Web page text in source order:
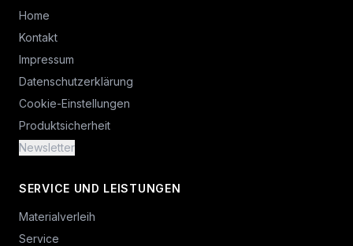
Home
Kontakt
Impressum
Datenschutzerklärung
Cookie-Einstellungen
Produktsicherheit
Newsletter
SERVICE UND LEISTUNGEN
Materialverleih
Service